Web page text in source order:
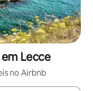
Lecce
no Airbnb